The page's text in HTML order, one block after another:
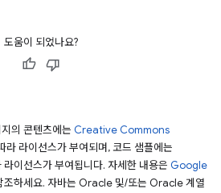
도움이 되었나요?
의 콘텐츠에는 Creative Commons
라 라이선스가 부여되며, 코드 샘플에는
라이선스가 부여됩니다. 자세한 내용은 Google
조하세요. 자바는 Oracle 및/또는 Oracle 계열